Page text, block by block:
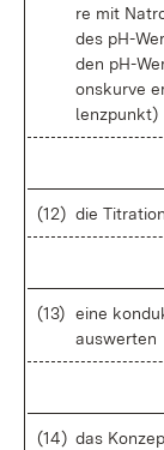
re mit
des pH-
den pH-
ons­kur­ve
lenz­punkt)
(12) die
(13) ei­ne
aus­wer­ten
(14) das